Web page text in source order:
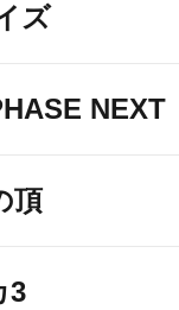
ズ
NEXT
頂
3